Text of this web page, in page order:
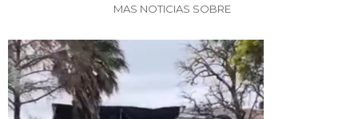
MAS NOTICIAS SOBRE